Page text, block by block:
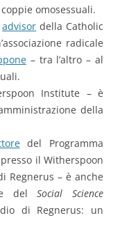
omosessuali.
advisor della Catholic
radicale
– tra l’altro – al
Institute – è
della
del Programma
il Witherspoon
Regnerus – è anche
delSocial Science
di Regnerus: un